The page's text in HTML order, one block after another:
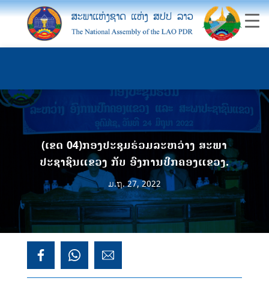
(ເຂດ 04)ກອງປະຊຸມຮ່ວມລະຫວ່າງ ສະພາ
ປະຊາຊົນແຂວງ ກັບ ອົງການປົກຄອງແຂວງ.
ມ.ຖ. 27, 2022